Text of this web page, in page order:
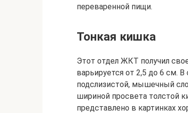
переваренной пищи.
Тонкая кишка
Этот отдел ЖКТ получил
варьируется от 2,5 до 6 см. В
подслизистой, мышечный
шириной просвета толстой
представлено в картинках